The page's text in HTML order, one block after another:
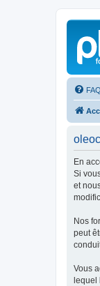
FAQ
En
Si
et
Nos
peut
Vous
lequel